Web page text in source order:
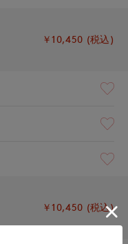
￥10,450 (税込)
￥10,450 (税込)